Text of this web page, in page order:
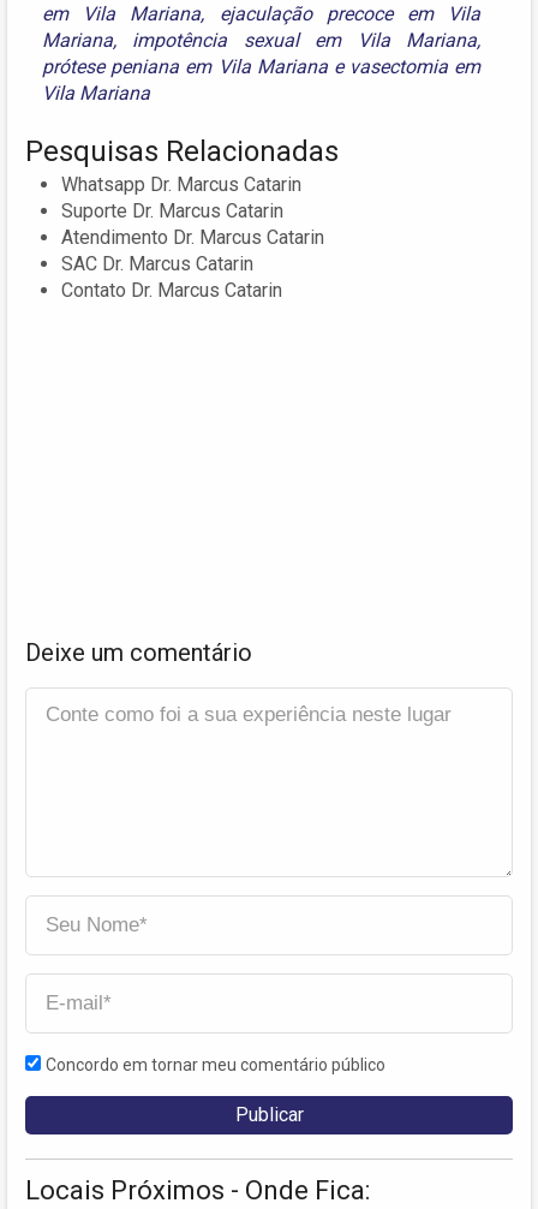
em Vila Mariana, ejaculação precoce em Vila
Mariana, impotência sexual em Vila Mariana,
prótese peniana em Vila Marianae vasectomia em
Vila Mariana
Pesquisas Relacionadas
Whatsapp Dr. Marcus Catarin
Suporte Dr. Marcus Catarin
Atendimento Dr. Marcus Catarin
SAC Dr. Marcus Catarin
Contato Dr. Marcus Catarin
Deixe um comentário
Concordo em tornar meu comentário público
Locais Próximos - Onde Fica: